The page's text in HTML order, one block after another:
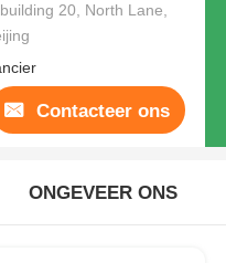
20, North Lane,
Contacteer ons
ONGEVEER ONS